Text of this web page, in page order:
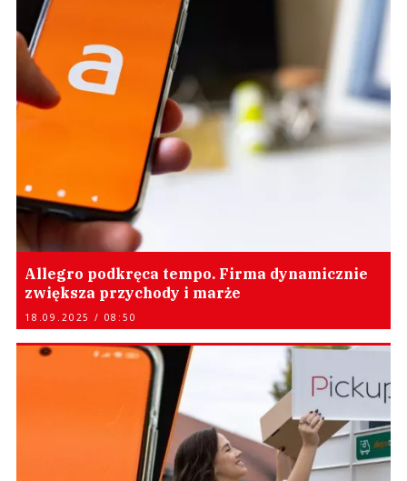
Allegro podkręca tempo. Firma dynamicznie
zwiększa przychody i marże
18.09.2025 / 08:50